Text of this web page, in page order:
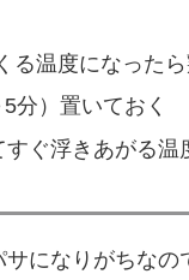
温度になった
分）置いておく
ぐ浮きあがる温
になりがちな